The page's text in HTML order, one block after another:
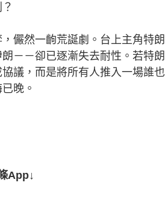
然一齣荒誕劇。台上主角特朗
－－卻已逐漸失去耐性。若特
議，而是將所有人推入一場誰
晚。
App↓